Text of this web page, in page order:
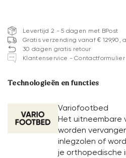
Levertijd 2 - 5 dagen met BPost
Gratis verzending vanaf € 129,90,
30 dagen gratis retour
Klantenservice - Contactformulier
Technologieën en functies
Variofootbed
Het uitneembare
worden
inlegzolen of
je orthopedische